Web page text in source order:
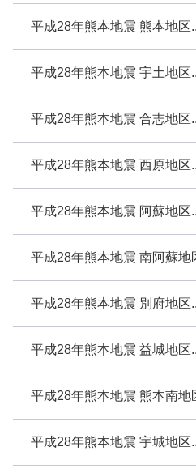
平成28年熊本地震 熊本地区
平成28年熊本地震 宇土地区
平成28年熊本地震 合志地区
平成28年熊本地震 西原地区
平成28年熊本地震 阿蘇地区
平成28年熊本地震 南阿蘇地
平成28年熊本地震 別府地区
平成28年熊本地震 益城地区
平成28年熊本地震 熊本南地
平成28年熊本地震 宇城地区